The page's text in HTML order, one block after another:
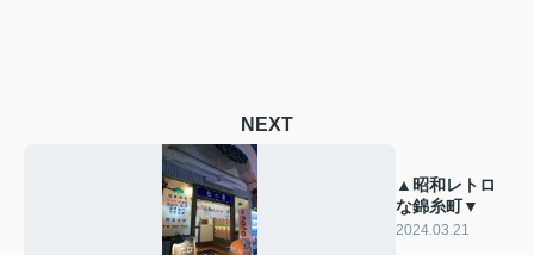
NEXT
▲昭和レトロ
な錦糸町▼
2024.03.21